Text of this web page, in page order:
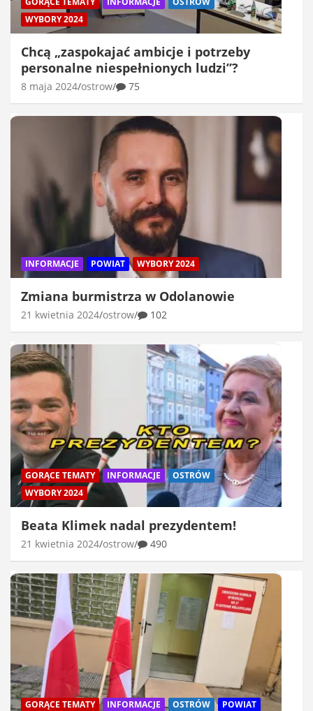
WYBORY 2024
Chcą „zaspokajać ambicje i potrzeby
personalne niespełnionych ludzi”?
8 maja 2024 ostrow 75
INFORMACJE POWIAT WYBORY 2024
Zmiana burmistrza w Odolanowie
21 kwietnia 2024 ostrow 102
GORĄCE TEMATY INFORMACJE
OSTRÓW
WYBORY 2024
Beata Klimek nadal prezydentem!
21 kwietnia 2024 ostrow 490
GORĄCE TEMATY INFORMACJE OSTRÓW
POWIAT